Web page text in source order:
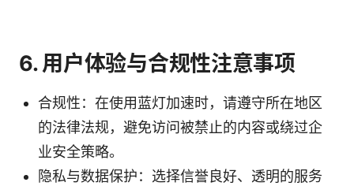
6. 用户体验与合规性注意事项
合规性：在使用蓝灯加速时，请遵守所在地区
的法律法规，避免访问被禁止的内容或绕过企
业安全策略。
隐私与数据保护：选择信誉良好、透明的服务